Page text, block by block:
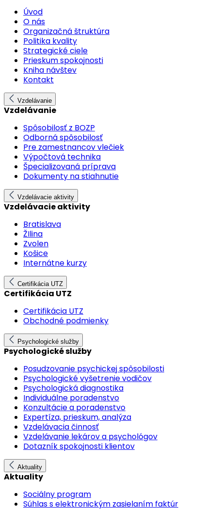
Úvod
O nás
Organizačná štruktúra
Politika kvality
Strategické ciele
Prieskum spokojnosti
Kniha návštev
Kontakt
Vzdelávanie
Vzdelávanie
Spôsobilosť z BOZP
Odborná spôsobilosť
Pre zamestnancov vlečiek
Výpočtová technika
Špecializovaná príprava
Dokumenty na stiahnutie
Vzdelávacie aktivity
Vzdelávacie aktivity
Bratislava
ŽIlina
Zvolen
Košice
Internátne kurzy
Certifikácia UTZ
Certifikácia UTZ
Certifikácia UTZ
Obchodné podmienky
Psychologické služby
Psychologické služby
Posudzovanie psychickej spôsobilosti
Psychologické vyšetrenie vodičov
Psychologická diagnostika
Individuálne poradenstvo
Konzultácie a poradenstvo
Expertíza, prieskum, analýza
Vzdelávacia činnosť
Vzdelávanie lekárov a psychológov
Dotazník spokojnosti klientov
Aktuality
Aktuality
Sociálny program
Súhlas s elektronickým zasielaním faktúr